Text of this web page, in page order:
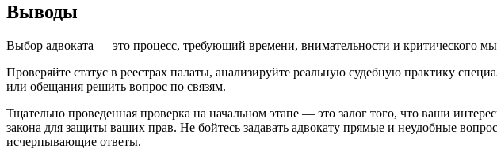
Выводы
Выбор адвоката — это процесс, требующий времени, внимательности и критического
Проверяйте статус в реестрах палаты, анализируйте реальную судебную практику
или обещания решить вопрос по связям.
Тщательно проведенная проверка на начальном этапе — это залог того, что ваши
закона для защиты ваших прав. Не бойтесь задавать адвокату прямые и неудобные
исчерпывающие ответы.